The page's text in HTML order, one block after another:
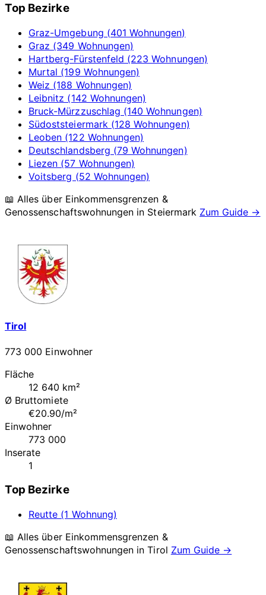
Top Bezirke
Graz-Umgebung (401 Wohnungen)
Graz (349 Wohnungen)
Hartberg-Fürstenfeld (223 Wohnungen)
Murtal (199 Wohnungen)
Weiz (188 Wohnungen)
Leibnitz (142 Wohnungen)
Bruck-Mürzzuschlag (140 Wohnungen)
Südoststeiermark (128 Wohnungen)
Leoben (122 Wohnungen)
Deutschlandsberg (79 Wohnungen)
Liezen (57 Wohnungen)
Voitsberg (52 Wohnungen)
📖 Alles über Einkommensgrenzen &
Genossenschaftswohnungen in Steiermark Zum Guide →
Tirol
773 000 Einwohner
Fläche
12 640 km²
Ø Bruttomiete
€20.90/m²
Einwohner
773 000
Inserate
1
Top Bezirke
Reutte (1 Wohnung)
📖 Alles über Einkommensgrenzen &
Genossenschaftswohnungen inTirol Zum Guide →